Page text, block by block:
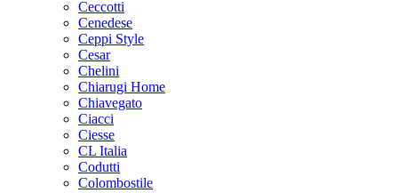
Ceccotti
Cenedese
Ceppi Style
Cesar
Chelini
Chiarugi Home
Chiavegato
Ciacci
Ciesse
CL Italia
Codutti
Colombostile